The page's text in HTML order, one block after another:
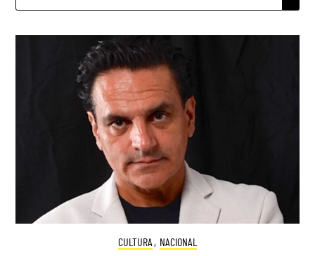
CULTURA , NACIONAL